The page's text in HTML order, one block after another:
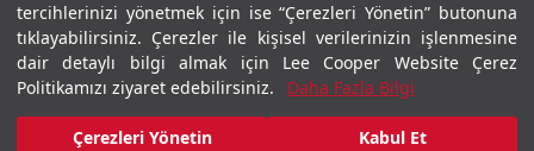
tercihlerinizi yönetmek için ise “Çerezleri Yönetin” butonuna
tıklayabilirsiniz. Çerezler ile kişisel verilerinizin işlenmesine
dair detaylı bilgi almak için Lee Cooper Website Çerez
Politikamızı ziyaret edebilirsiniz.
Daha Fazla Bilgi
Çerezleri Yönetin Kabul Et
₺2.399,00